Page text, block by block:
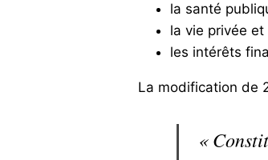
la santé
la vie privée
les intérêts
La modification de
«